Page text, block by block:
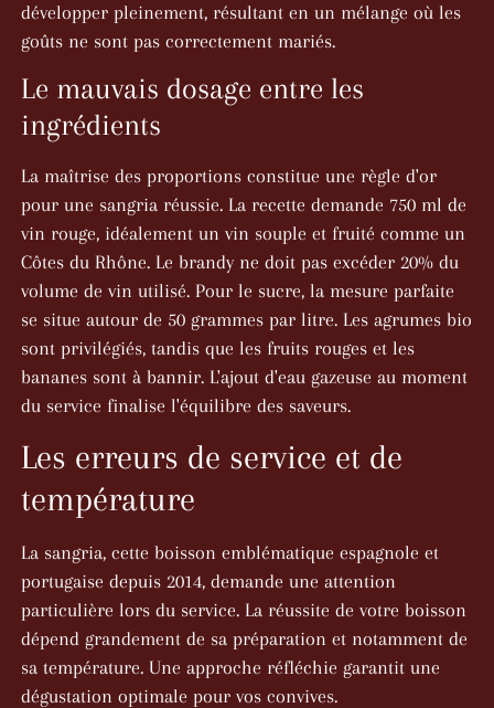
développer pleinement, résultant en un mélange où les
goûts ne sont pas correctement mariés.
Le mauvais dosage entre les
ingrédients
La maîtrise des proportions constitue une règle d'or
pour une sangria réussie. La recette demande 750 ml de
vin rouge, idéalement un vin souple et fruité comme un
Côtes du Rhône. Le brandy ne doit pas excéder 20% du
volume de vin utilisé. Pour le sucre, la mesure parfaite
se situe autour de 50 grammes par litre. Les agrumes bio
sont privilégiés, tandis que les fruits rouges et les
bananes sont à bannir. L'ajout d'eau gazeuse au moment
du service finalise l'équilibre des saveurs.
Les erreurs de service et de
température
La sangria, cette boisson emblématique espagnole et
portugaise depuis 2014, demande une attention
particulière lors du service. La réussite de votre boisson
dépend grandement de sa préparation et notamment de
sa température. Une approche réfléchie garantit une
dégustation optimale pour vos convives.